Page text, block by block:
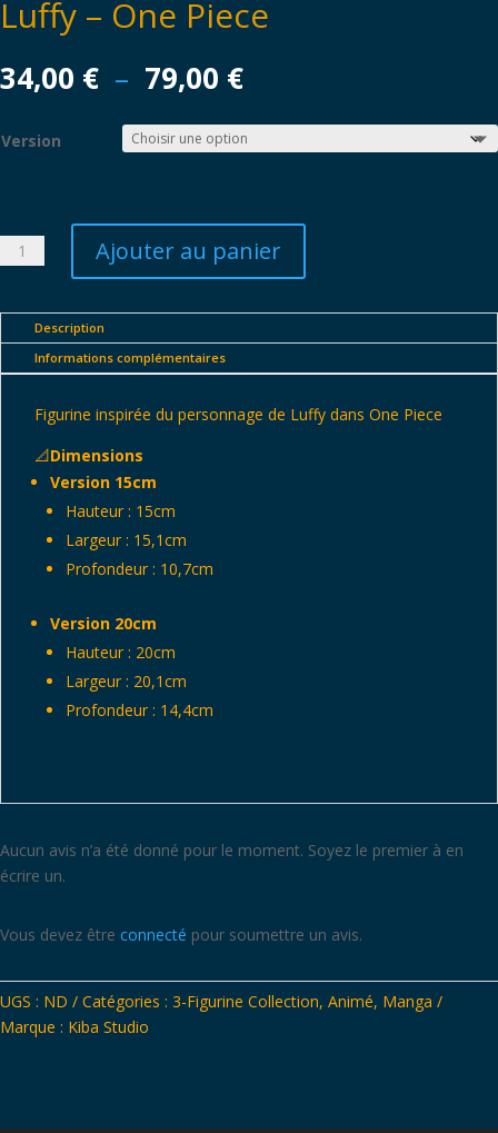
Luffy – One Piece
34,00 € – 79,00 €Plage
prix :
34,00 €
Version
quantité
One
Piece
Ajouter au panier
Description
Informations complémentaires
Figurine inspirée du personnage de Luffy dans One Piece
📐Dimensions
Version 15cm
Hauteur : 15cm
Largeur : 15,1cm
Profondeur : 10,7cm
Version 20cm
Hauteur : 20cm
Largeur : 20,1cm
Profondeur : 14,4cm
Aucun avis n’a été donné pour le moment. Soyez le premier à en
écrire un.
Vous devez être connecté pour soumettre un avis.
UGS : ND Catégories : 3-Figurine Collection, Animé, Manga
Marque : Kiba Studio